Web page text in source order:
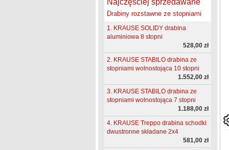
Drabiny rozstawne ze stopniami
1. KRAUSE SOLIDY drabina
aluminiowa 8 stopni
528,00 zł
2. KRAUSE STABILO drabina ze
stopniami wolnostojąca 10 stopni
1.552,00 zł
3. KRAUSE STABILO drabina ze
stopniami wolnostojąca 7 stopni
1.188,00 zł
4. KRAUSE Treppo drabina schodki
dwustronne składane 2x4
581,00 zł